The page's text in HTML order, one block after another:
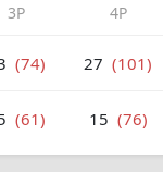
3P 4P
(74) 27 (101)
(61) 15 (76)